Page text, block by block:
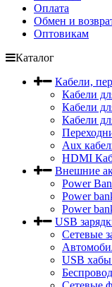
Оплата
Обмен и
Оптовикам
Каталог
Кабели,
Кабели
Кабели
Кабели
Aux
HDMI
Внешние
Power
Power
Power
USB
Сетевые
USB хабы